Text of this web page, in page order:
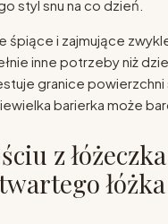
styl snu na co dzień.
śpiące i zajmujące
inne potrzeby niż
granice powierzchni
barierka może
z
łóżka